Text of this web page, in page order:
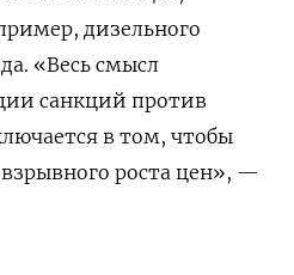
дизельного
«Весь смысл
санкций против
в том, чтобы
роста цен», —